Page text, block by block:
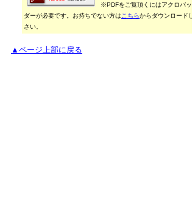
※PDFをご覧頂くにはアクロバッ
ダーが必要です。お持ちでない方は こちらからダウンロードし
さい。
▲ページ上部に戻る